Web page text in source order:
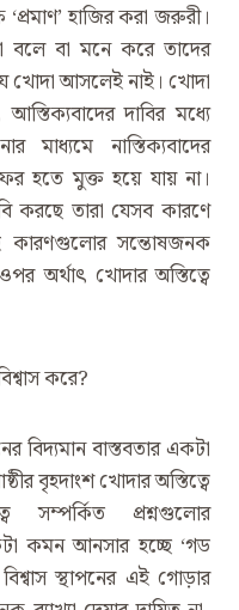
হাজির করা জরুরী।
বলে বা মনে করে তাদের
খোদা আসলেই নাই। খোদা
দাবির মধ্যে
নাস্তিক্যবাদের
হতে মুক্ত হয়ে যায় না।
করছে তারা যেসব কারণে
সন্তোষজনক
অর্থাৎ খোদার অস্তিত্বে
করে?
বাস্তবতার একটা
বৃহদাংশ খোদার অস্তিত্বে
সম্পর্কিত প্রশ্নগুলোর
কমন আনসার হচ্ছে ‌‘গড
স্থাপনের এই গোড়ার